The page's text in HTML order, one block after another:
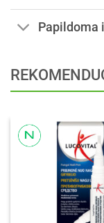
Papildoma